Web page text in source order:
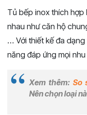
Tủ bếp inox thích hợp
nhau như căn hộ
… Với thiết kế đa
năng đáp ứng mọi
Xem thêm: So
Nên chọn loại